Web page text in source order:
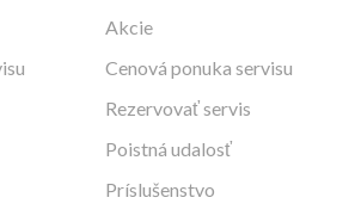
Akcie
Cenová ponuka servisu
Rezervovať servis
Poistná udalosť
Príslušenstvo